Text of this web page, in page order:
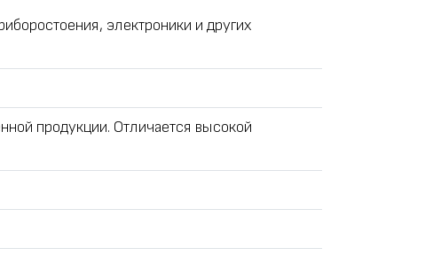
электроники и других
продукции. Отличается высокой